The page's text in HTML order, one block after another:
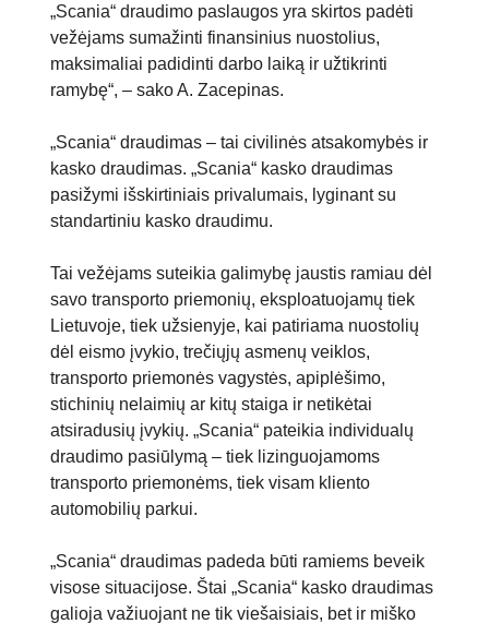
„Scania“ draudimo paslaugos yra skirtos padėti
vežėjams sumažinti finansinius nuostolius,
maksimaliai padidinti darbo laiką ir užtikrinti
ramybę“, – sako A. Zacepinas.
„Scania“ draudimas – tai civilinės atsakomybės ir
kasko draudimas. „Scania“ kasko draudimas
pasižymi išskirtiniais privalumais, lyginant su
standartiniu kasko draudimu.
Tai vežėjams suteikia galimybę jaustis ramiau dėl
savo transporto priemonių, eksploatuojamų tiek
Lietuvoje, tiek užsienyje, kai patiriama nuostolių
dėl eismo įvykio, trečiųjų asmenų veiklos,
transporto priemonės vagystės, apiplėšimo,
stichinių nelaimių ar kitų staiga ir netikėtai
atsiradusių įvykių. „Scania“ pateikia individualų
draudimo pasiūlymą – tiek lizinguojamoms
transporto priemonėms, tiek visam kliento
automobilių parkui.
„Scania“ draudimas padeda būti ramiems beveik
visose situacijose. Štai „Scania“ kasko draudimas
galioja važiuojant ne tik viešaisiais, bet ir miško